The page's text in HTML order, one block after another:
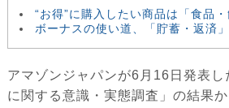
“お得”に購入したい商品は「食品・
ボーナスの使い道、「貯蓄・返済
アマゾンジャパンが6月16日発表し
に関する意識・実態調査」の結果